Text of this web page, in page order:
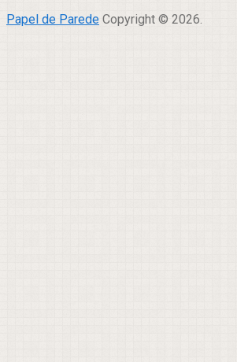
Papel de Parede Copyright © 2026.